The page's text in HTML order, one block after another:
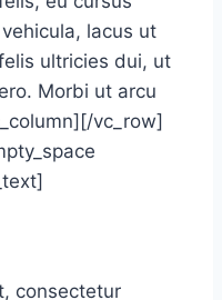
lacus ut
ultricies dui, ut
Morbi ut arcu
vc_row]
consectetur